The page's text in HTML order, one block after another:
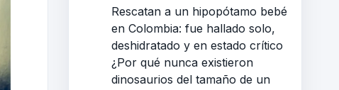
Rescatan a un hipopótamo bebé
en Colombia: fue hallado solo,
deshidratado y en estado crítico
¿Por qué nunca existieron
dinosaurios del tamaño de un